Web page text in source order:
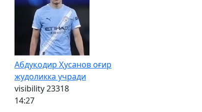
Абдуқодир Ҳусанов оғир
жудоликка учради
visibility23318
14:27